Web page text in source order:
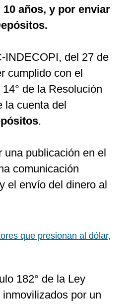
años, y por enviar
INDECOPI, del 27 de
cumplido con el
de la Resolución
la cuenta del
.
una publicación en el
comunicación
el envío del dinero al
que presionan al dólar,
182° de la Ley
por un